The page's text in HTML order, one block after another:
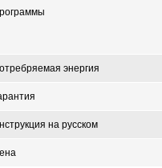
энергия
на русском